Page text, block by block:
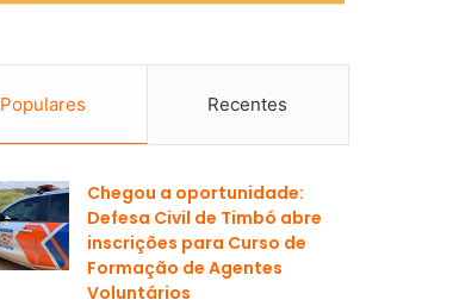
Populares Recentes
Chegou a oportunidade:
Defesa Civil de Timbó abre
inscrições para Curso de
Formação de Agentes
Voluntários